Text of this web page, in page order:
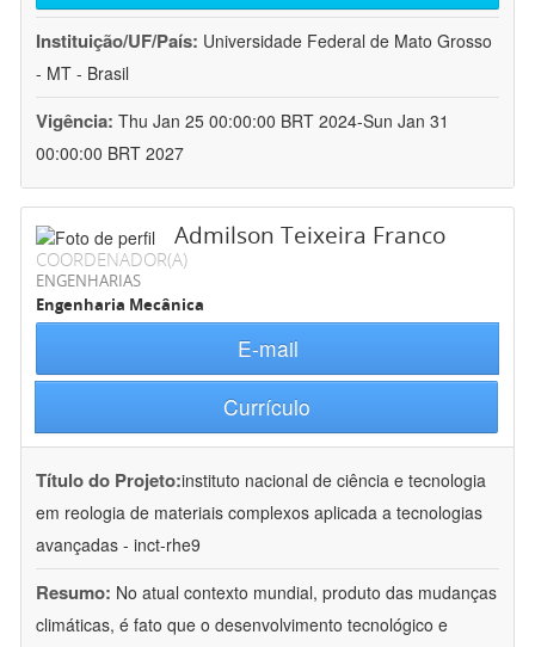
Instituição/UF/País: Universidade Federal de Mato Grosso
- MT - Brasil
Vigência: Thu Jan 25 00:00:00 BRT 2024-Sun Jan 31
00:00:00 BRT 2027
Admilson Teixeira Franco
COORDENADOR(A)
ENGENHARIAS
Engenharia Mecânica
E-mail
Currículo
Título do Projeto:instituto nacional de ciência e tecnologia
em reologia de materiais complexos aplicada a tecnologias
avançadas - inct-rhe9
Resumo: No atual contexto mundial, produto das mudanças
climáticas, é fato que o desenvolvimento tecnológico e